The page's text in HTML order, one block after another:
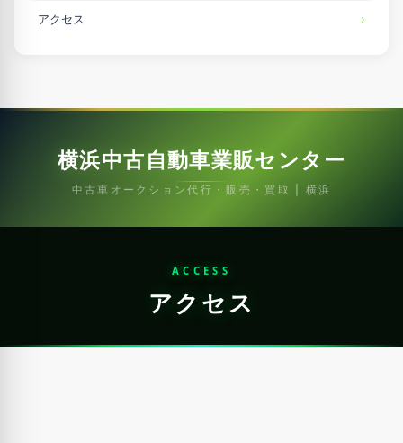
アクセス
横浜中古自動車業販センター
中古車オークション代行・販売・買取 | 横浜
ACCESS
アクセス